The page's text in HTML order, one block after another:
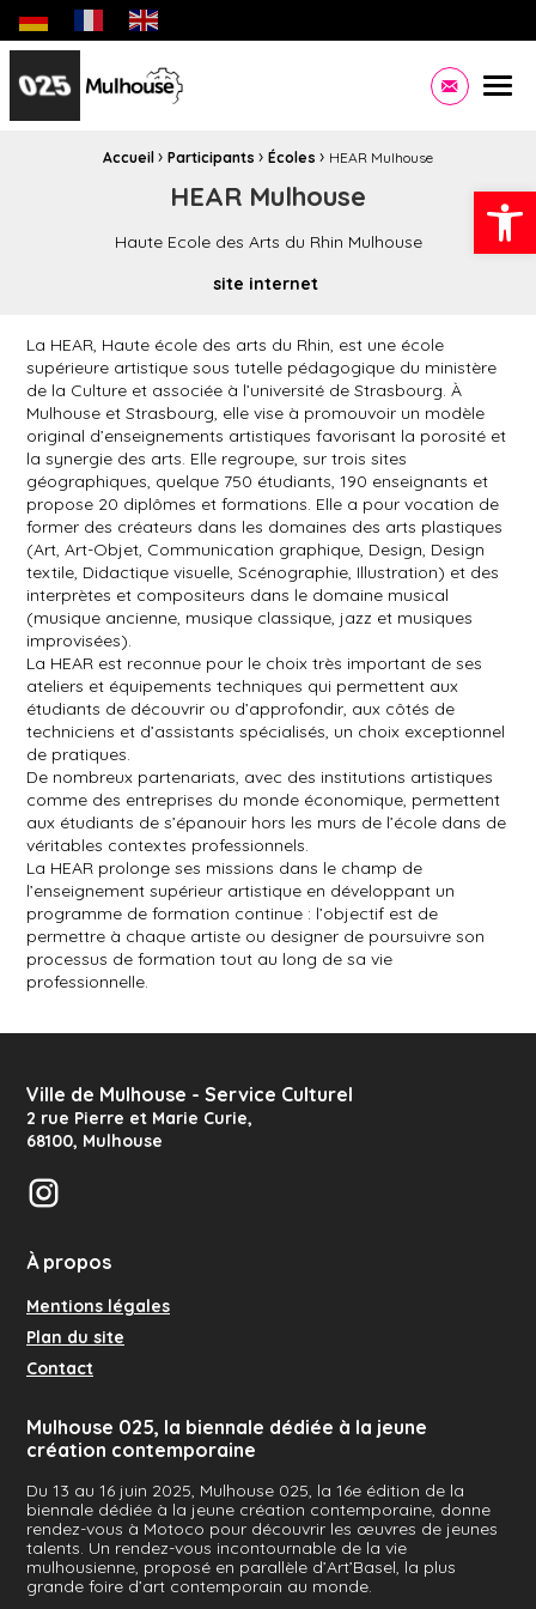
Ouvrir
Site officiel de la Ville de Mulhouse Infos pratiques,
Fil d'Ariane :Accueil › Participants › Écoles › HEAR Mulhouse
HEAR Mulhouse
Haute Ecole des Arts du Rhin Mulhouse
site internet
La HEAR, Haute école des arts du Rhin, est une école
supérieure artistique sous tutelle pédagogique du ministère
de la Culture et associée à l’université de Strasbourg. À
Mulhouse et Strasbourg, elle vise à promouvoir un modèle
original d’enseignements artistiques favorisant la porosité et
la synergie des arts. Elle regroupe, sur trois sites
géographiques, quelque 750 étudiants, 190 enseignants et
propose 20 diplômes et formations. Elle a pour vocation de
former des créateurs dans les domaines des arts plastiques
(Art, Art-Objet, Communication graphique, Design, Design
textile, Didactique visuelle, Scénographie, Illustration) et des
interprètes et compositeurs dans le domaine musical
(musique ancienne, musique classique, jazz et musiques
improvisées).
La HEAR est reconnue pour le choix très important de ses
ateliers et équipements techniques qui permettent aux
étudiants de découvrir ou d’approfondir, aux côtés de
techniciens et d’assistants spécialisés, un choix exceptionnel
de pratiques.
De nombreux partenariats, avec des institutions artistiques
comme des entreprises du monde économique, permettent
aux étudiants de s’épanouir hors les murs de l’école dans de
véritables contextes professionnels.
La HEAR prolonge ses missions dans le champ de
l’enseignement supérieur artistique en développant un
programme de formation continue : l’objectif est de
permettre à chaque artiste ou designer de poursuivre son
processus de formation tout au long de sa vie
professionnelle.
Ville de Mulhouse - Service Culturel
2 rue Pierre et Marie Curie,
68100, Mulhouse
Instagram
À propos
Mentions légales
Plan du site
Contact
Mulhouse 025, la biennale dédiée à la jeune
création contemporaine
Du 13 au 16 juin 2025, Mulhouse 025, la 16e édition de la
biennale dédiée à la jeune création contemporaine, donne
rendez-vous à Motoco pour découvrir les œuvres de jeunes
talents. Un rendez-vous incontournable de la vie
mulhousienne, proposé en parallèle d’Art’Basel, la plus
grande foire d’art contemporain au monde.